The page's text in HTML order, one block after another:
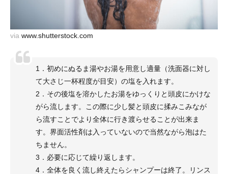
via www.shutterstock.com
1．初めにぬるま湯やお湯を用意し適量（洗面器に対し
て大さじ一杯程度が目安）の塩を入れます。
2．その後塩を溶かしたお湯をゆっくりと頭皮にかけな
がら流します。この際に少し髪と頭皮に揉みこみなが
ら流すことでより全体に行き渡らせることが出来ま
す。界面活性剤は入っていないので当然ながら泡はた
ちません。
3．必要に応じて繰り返します。
4．全体を良く流し終えたらシャンプーは終了。リンス